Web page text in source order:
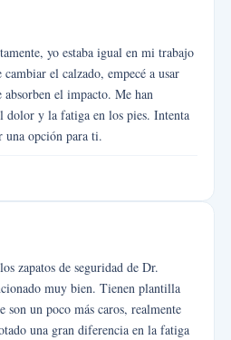
yo estaba igual en mi trabajo
el calzado, empecé a usar
el impacto. Me han
dolor y la fatiga en los pies. Intenta
una opción para ti.
zapatos de seguridad de Dr.
muy bien. Tienen plantilla
son un poco más caros, realmente
una gran diferencia en la fatiga